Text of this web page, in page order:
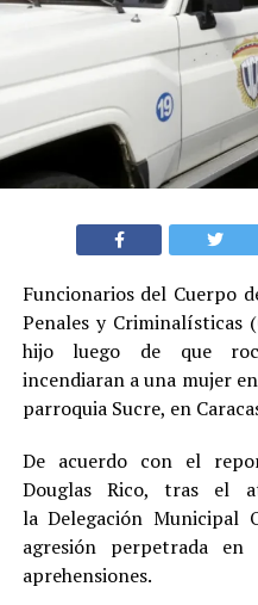
Funcionarios del Cuerpo
Penales y Criminalísticas
hijo luego de que
incendiaran a una mujer
parroquia Sucre, en
De acuerdo con el
Douglas Rico, tras el
la Delegación Municipal
agresión perpetrada
aprehensiones.